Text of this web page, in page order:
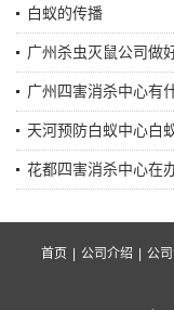
白蚁的传播
广州杀虫灭鼠公司做
广州四害消杀中心有
天河预防白蚁中心白
花都四害消杀中心在
首页 | 公司介绍 | 公